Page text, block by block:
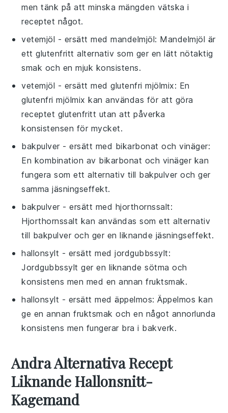
men tänk på att minska mängden vätska i
receptet något.
vetemjöl - ersätt medmandelmjöl: Mandelmjöl är
ett glutenfritt alternativ som ger en lätt nötaktig
smak och en mjuk konsistens.
vetemjöl - ersätt medglutenfri mjölmix: En
glutenfri mjölmix kan användas för att göra
receptet glutenfritt utan att påverka
konsistensen för mycket.
bakpulver - ersätt med bikarbonat och vinäger:
En kombination av bikarbonat och vinäger kan
fungera som ett alternativ till bakpulver och ger
samma jäsningseffekt.
bakpulver - ersätt med hjorthornssalt:
Hjorthornssalt kan användas som ett alternativ
till bakpulver och ger en liknande jäsningseffekt.
hallonsylt - ersätt medjordgubbssylt:
Jordgubbssylt ger en liknande sötma och
konsistens men med en annan fruktsmak.
hallonsylt - ersätt medäppelmos: Äppelmos kan
ge en annan fruktsmak och en något annorlunda
konsistens men fungerar bra i bakverk.
Andra Alternativa Recept
Liknande Hallonsnitt-
Kagemand